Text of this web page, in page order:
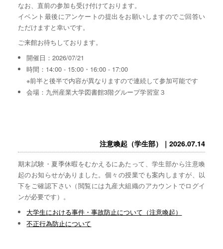
なお、直前の参加も受け付けております。
イベント最後にアンケートの提出をお願いしますのでご回答い
ただけますと幸いです。
ご来館お待ちしております。
開催日：2026/07/21
時間：14:00 - 15:00・16:00 - 17:00
※前半と後半で内容が異なりますので連続して参加可能です
会場：九州産業大学図書館3階グループ学習室３
注意喚起（学生部）｜2026.07.14
期末試験・夏季休暇をむかえるにあたって、学生部から注意喚
起のお知らせがありました。個々の授業でも案内しますが、以
下をご確認下さい（閲覧には九産大組織のアカウントでログイ
ンが必要です）。
大学生における事件・事故防止について（注意喚起）
不正行為防止について